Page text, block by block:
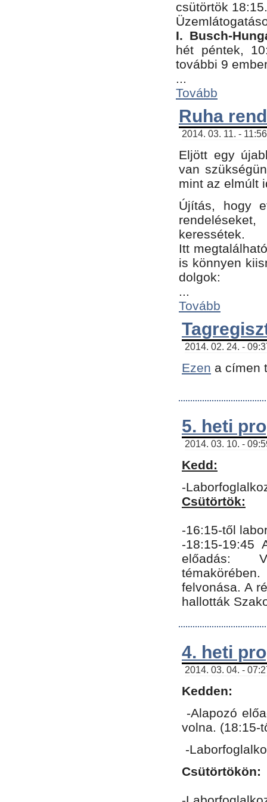
csütörtök 18:15.
I. Busch-
hét péntek,
további 9
...
Tovább
Ruha
2014. 03. 11. -
Eljött egy
van
mint az elmúlt
Újítás, hogy
keressétek.
Itt
is könnyen
dolgok:
...
Tovább
2014. 02. 24. -
Ezen a címen
5. heti
2014. 03. 10. -
Kedd:
-
Csütörtök:
-16:15-től
-18:15-19:45
előadás:
felvonása. A
hallották
4. heti
2014. 03. 04. -
Kedden:
-Alapozó
volna. (18:15-
-
Csütörtökön: